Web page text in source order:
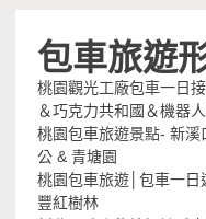
包車旅遊
桃園觀光工廠包車一日
＆巧克力共和國＆機器
桃園包車旅遊景點- 新
公 & 青塘園
桃園包車旅遊│包車一
豐紅樹林